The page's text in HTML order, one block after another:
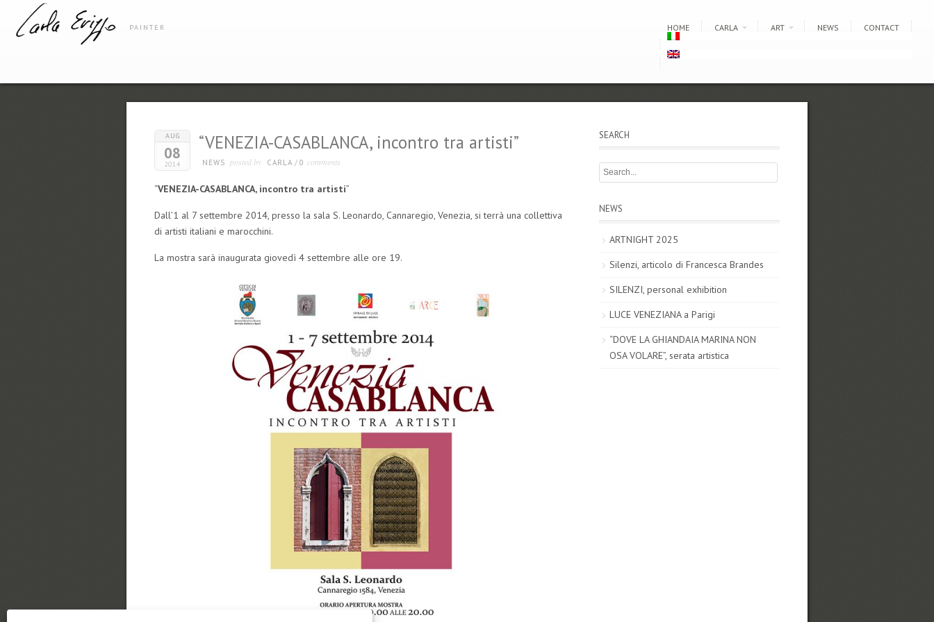
PAINTER HOME CARLA ART NEWS CONTACT
AUG
08
2014
“VENEZIA-CASABLANCA, incontro tra artisti”
NEWS posted by CARLA / 0 comments
“VENEZIA-CASABLANCA, incontro tra artisti”
Dall’1 al 7 settembre 2014, presso la sala S. Leonardo, Cannaregio, Venezia, si terrà una collettiva
di artisti italiani e marocchini.
La mostra sarà inaugurata giovedì 4 settembre alle ore 19.
SEARCH
NEWS
ARTNIGHT 2025
Silenzi, articolo di Francesca Brandes
SILENZI, personal exhibition
LUCE VENEZIANA a Parigi
“DOVE LA GHIANDAIA MARINA NON
OSA VOLARE”, serata artistica